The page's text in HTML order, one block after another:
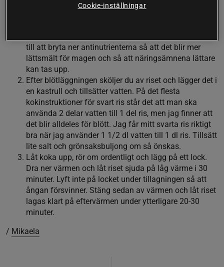
Så kokar du svart ris
till att bryta ner antinutrienterna så att det blir mer
lättsmält för magen och så att näringsämnena lättare
kan tas upp.
Efter blötläggningen sköljer du av riset och lägger det i
en kastrull och tillsätter vatten. På det flesta
kokinstruktioner för svart ris står det att man ska
använda 2 delar vatten till 1 del ris, men jag finner att
det blir alldeles för blött. Jag får mitt svarta ris riktigt
bra när jag använder 1 1/2 dl vatten till 1 dl ris. Tillsätt
lite salt och grönsaksbuljong om så önskas.
Låt koka upp, rör om ordentligt och lägg på ett lock.
Dra ner värmen och låt riset sjuda på låg värme i 30
minuter. Lyft inte på locket under tillagningen så att
ångan försvinner. Stäng sedan av värmen och låt riset
lagas klart på eftervärmen under ytterligare 20-30
minuter.
/ Mikaela
Cookie-inställningar